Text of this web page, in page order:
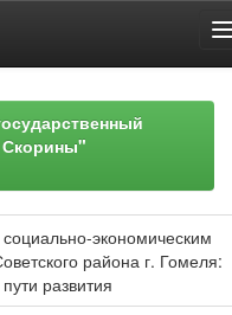
Скорины"
экономическим
района г. Гомеля:
развития